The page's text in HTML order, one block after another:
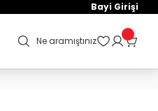
Bayi Girişi
Ne aramıştınız